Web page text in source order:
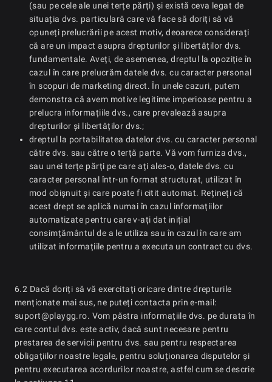
(sau pe cele ale unei terțe părți) și există ceva legat de
situația dvs. particulară care vă face să doriți să vă
opuneți prelucrării pe acest motiv, deoarece considerați
că are un impact asupra drepturilor și libertăților dvs.
fundamentale. Aveți, de asemenea, dreptul la opoziție în
cazul în care prelucrăm datele dvs. cu caracter personal
în scopuri de marketing direct. În unele cazuri, putem
demonstra că avem motive legitime imperioase pentru a
prelucra informațiile dvs., care prevalează asupra
drepturilor și libertăților dvs.;
dreptul la portabilitatea datelor dvs. cu caracter personal
către dvs. sau către o terță parte. Vă vom furniza dvs.,
sau unei terțe părți pe care ați ales-o, datele dvs. cu
caracter personal într-un format structurat, utilizat în
mod obișnuit și care poate fi citit automat. Rețineți că
acest drept se aplică numai în cazul informațiilor
automatizate pentru care v-ați dat inițial
consimțământul de a le utiliza sau în cazul în care am
utilizat informațiile pentru a executa un contract cu dvs.
6.2 Dacă doriți să vă exercitați oricare dintre drepturile
menționate mai sus, ne puteți contacta prin e-mail:
suport@playgg.ro. Vom păstra informațiile dvs. pe durata în
care contul dvs. este activ, dacă sunt necesare pentru
prestarea de servicii pentru dvs. sau pentru respectarea
obligațiilor noastre legale, pentru soluționarea disputelor și
pentru executarea acordurilor noastre, astfel cum se descrie